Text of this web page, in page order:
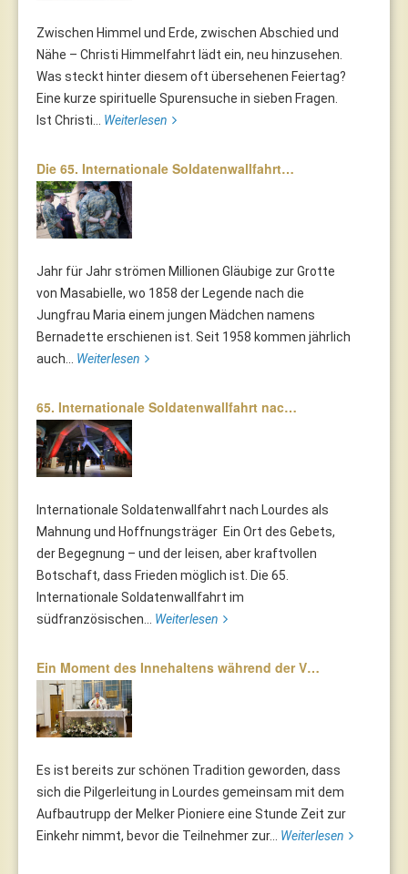
Zwischen Himmel und Erde, zwischen Abschied und
Nähe – Christi Himmelfahrt lädt ein, neu hinzusehen.
Was steckt hinter diesem oft übersehenen Feiertag?
Eine kurze spirituelle Spurensuche in sieben Fragen.
Ist Christi... Weiterlesen
Die 65. Internationale Soldatenwallfahrt…
Jahr für Jahr strömen Millionen Gläubige zur Grotte
von Masabielle, wo 1858 der Legende nach die
Jungfrau Maria einem jungen Mädchen namens
Bernadette erschienen ist. Seit 1958 kommen jährlich
auch... Weiterlesen
65. Internationale Soldatenwallfahrt nac…
Internationale Soldatenwallfahrt nach Lourdes als
Mahnung und Hoffnungsträger Ein Ort des Gebets,
der Begegnung – und der leisen, aber kraftvollen
Botschaft, dass Frieden möglich ist. Die 65.
Internationale Soldatenwallfahrt im
südfranzösischen... Weiterlesen
Ein Moment des Innehaltens während der V…
Es ist bereits zur schönen Tradition geworden, dass
sich die Pilgerleitung in Lourdes gemeinsam mit dem
Aufbautrupp der Melker Pioniere eine Stunde Zeit zur
Einkehr nimmt, bevor die Teilnehmer zur... Weiterlesen